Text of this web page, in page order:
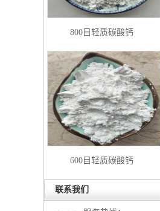
800目轻质碳酸钙
600目轻质碳酸钙
联系我们